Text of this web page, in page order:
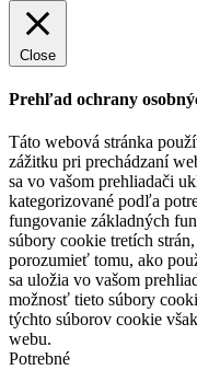
Close
Prehľad ochrany
Táto webová stránka
zážitku pri prechádzaní
sa vo vašom prehliadači
kategorizované podľa
fungovanie základných
súbory cookie tretích
porozumieť tomu, ako
sa uložia vo vašom
možnosť tieto súbory
týchto súborov cookie
webu.
Potrebné